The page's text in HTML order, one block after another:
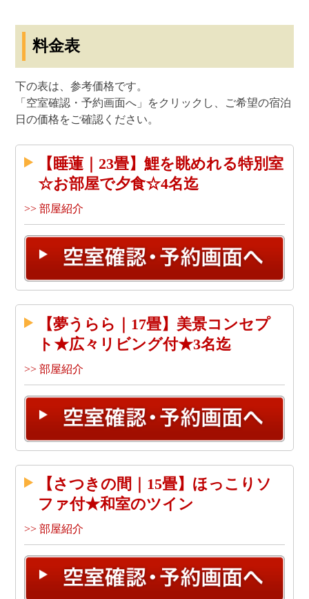
料金表
下の表は、参考価格です。
「空室確認・予約画面へ」をクリックし、ご希望の宿泊
日の価格をご確認ください。
【睡蓮｜23畳】鯉を眺めれる特別室
☆お部屋で夕食☆4名迄
>> 部屋紹介
【夢うらら｜17畳】美景コンセプ
ト★広々リビング付★3名迄
>> 部屋紹介
【さつきの間｜15畳】ほっこりソ
ファ付★和室のツイン
>> 部屋紹介